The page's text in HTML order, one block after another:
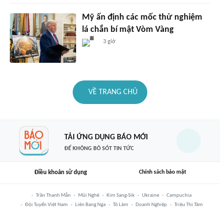
Mỹ ấn định các mốc thử nghiệm
lá chắn bí mật Vòm Vàng
3 giờ
VỀ TRANG CHỦ
TẢI ỨNG DỤNG BÁO MỚI
ĐỂ KHÔNG BỎ SÓT TIN TỨC
Điều khoản sử dụng Chính sách bảo mật
Trần Thanh Mẫn Mũi Nghê Kim Sang-Sik Ukraine
Campuchia
Đội Tuyển Việt Nam
Liên Bang Nga Tô Lâm Doanh Nghiệp Triệu Thị Tâm